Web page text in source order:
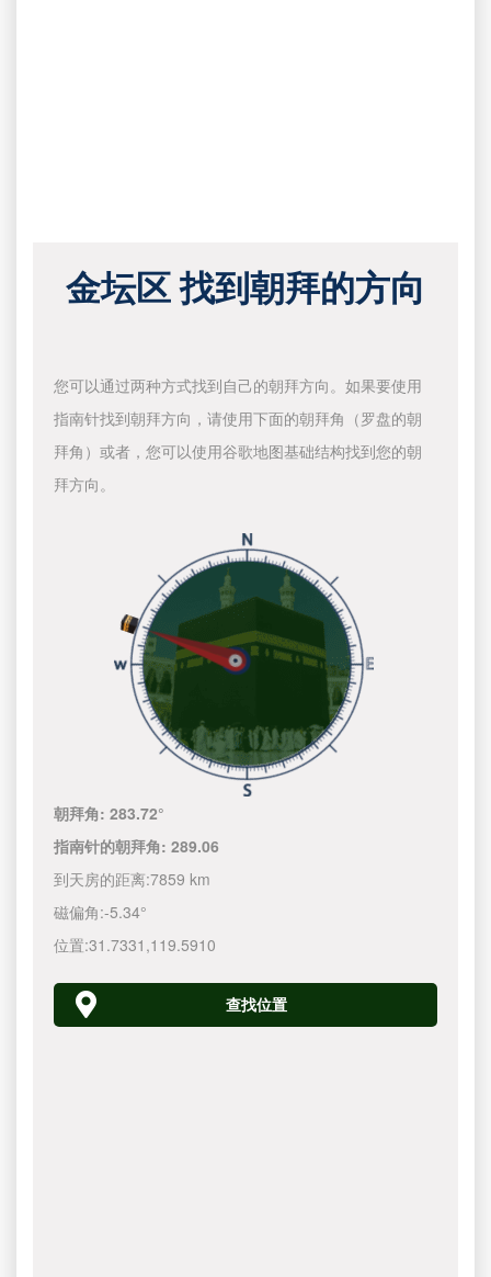
金坛区 找到朝拜的方向
您可以通过两种方式找到自己的朝拜方向。如果要使用
指南针找到朝拜方向，请使用下面的朝拜角（罗盘的朝
拜角）或者，您可以使用谷歌地图基础结构找到您的朝
拜方向。
朝拜角:283.72°
指南针的朝拜角:289.06
到天房的距离:7859 km
磁偏角:-5.34°
位置:31.7331 ,119.5910
查找位置